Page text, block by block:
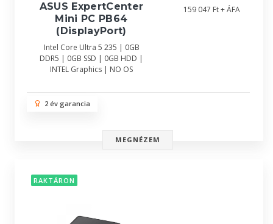
ASUS ExpertCenter
Mini PC PB64
(DisplayPort)
Intel Core Ultra 5 235 | 0GB
DDR5 | 0GB SSD | 0GB HDD |
INTEL Graphics | NO OS
159 047 Ft + ÁFA
2 év garancia
MEGNÉZEM
RAKTÁRON